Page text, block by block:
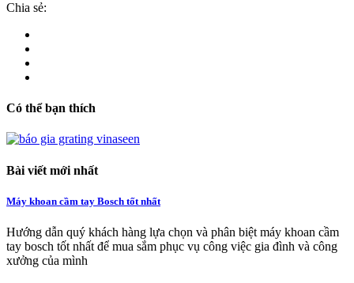
Chia sẻ:
Có thể bạn thích
Bài viết mới nhất
Máy khoan cầm tay Bosch tốt nhất
Hướng dẫn quý khách hàng lựa chọn và phân biệt máy khoan cầm
tay bosch tốt nhất để mua sắm phục vụ công việc gia đình và công
xưởng của mình